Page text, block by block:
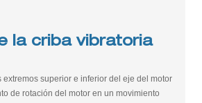
la criba vibratoria
extremos superior e inferior del eje del motor
de rotación del motor en un movimiento